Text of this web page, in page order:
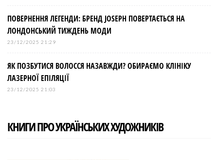
ПОВЕРНЕННЯ ЛЕГЕНДИ: БРЕНД JOSEPH ПОВЕРТАЄТЬСЯ НА
ЛОНДОНСЬКИЙ ТИЖДЕНЬ МОДИ
23/12/2025 21:29
ЯК ПОЗБУТИСЯ ВОЛОССЯ НАЗАВЖДИ? ОБИРАЄМО КЛІНІКУ
ЛАЗЕРНОЇ ЕПІЛЯЦІЇ
23/12/2025 21:03
КНИГИ ПРО УКРАЇНСЬКИХ ХУДОЖНИКІВ